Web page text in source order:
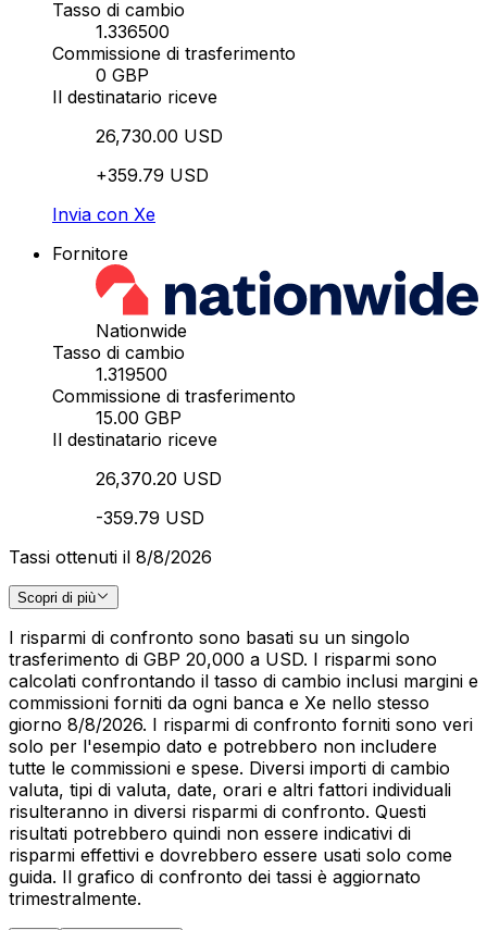
Tasso di cambio
1.336500
Commissione di trasferimento
0 GBP
Il destinatario riceve
26,730.00 USD
+359.79 USD
Invia con Xe
Fornitore
Nationwide
Tasso di cambio
1.319500
Commissione di trasferimento
15.00 GBP
Il destinatario riceve
26,370.20 USD
-359.79 USD
Tassi ottenuti il 8/8/2026
Scopri di più
I risparmi di confronto sono basati su un singolo
trasferimento di GBP 20,000 a USD. I risparmi sono
calcolati confrontando il tasso di cambio inclusi margini e
commissioni forniti da ogni banca e Xe nello stesso
giorno 8/8/2026. I risparmi di confronto forniti sono veri
solo per l'esempio dato e potrebbero non includere
tutte le commissioni e spese. Diversi importi di cambio
valuta, tipi di valuta, date, orari e altri fattori individuali
risulteranno in diversi risparmi di confronto. Questi
risultati potrebbero quindi non essere indicativi di
risparmi effettivi e dovrebbero essere usati solo come
guida. Il grafico di confronto dei tassi è aggiornato
trimestralmente.